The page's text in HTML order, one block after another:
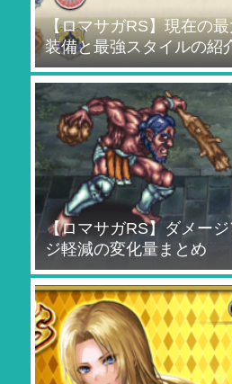
【ロマサガRS】現在の
装備と最強スタイルの紹
【ロマサガRS】ダメー
ジ軽減の変化量まとめ